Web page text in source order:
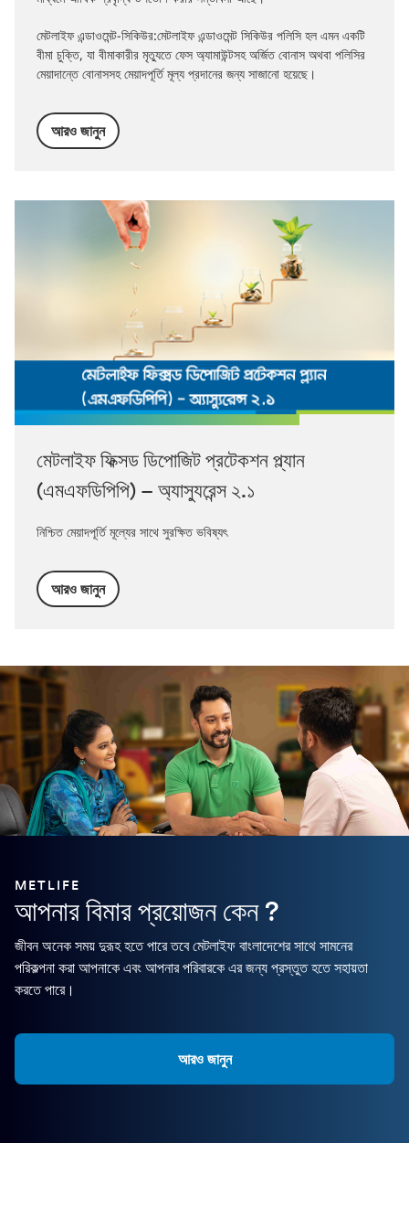
মেটলাইফ এন্ডাওমেন্ট-সিকিউর:মেটলাইফ এন্ডাওমেন্ট সিকিউর পলিসি হল এমন একটি
বীমা চুক্তি, যা বীমাকারীর মৃত্যুতে ফেস অ্যামাউন্টসহ অর্জিত বোনাস অথবা পলিসির
মেয়াদান্তে বোনাসসহ মেয়াদপূর্তি মূল্য প্রদানের জন্য সাজানো হয়েছে।
আরও জানুন
মেটলাইফ ফিক্সড ডিপোজিট প্রটেকশন প্ল্যান
(এমএফডিপিপি) – অ্যাস্যুরেন্স ২.১
নিশ্চিত মেয়াদপূর্তি মূল্যের সাথে সুরক্ষিত ভবিষ্যৎ
আরও জানুন
METLIFE
আপনার বিমার প্রয়োজন কেন ?
জীবন অনেক সময় দুরূহ হতে পারে তবে মেটলাইফ বাংলাদেশের সাথে সামনের
পরিকল্পনা করা আপনাকে এবং আপনার পরিবারকে এর জন্য প্রস্তুত হতে সহায়তা
করতে পারে।
আরও জানুন